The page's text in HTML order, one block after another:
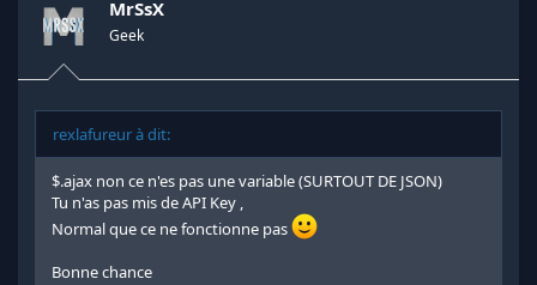
MrSsX
Geek
rexlafureur à dit:
$.ajax non ce n'es pas une variable (SURTOUT DE JSON)
Tu n'as pas mis de API Key ,
Normal que ce ne fonctionne pas
Bonne chance